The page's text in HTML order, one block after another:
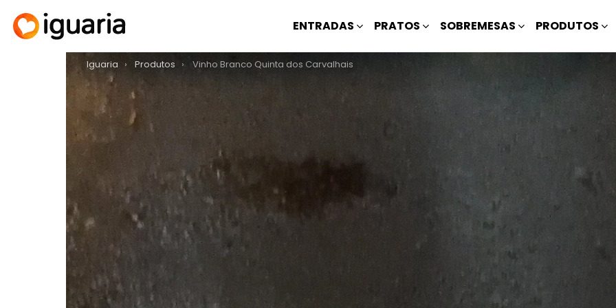
ENTRADAS PRATOS SOBREMESAS PRODUTOS
You are here:
Iguaria Produtos Vinho Branco Quinta dos Carvalhais